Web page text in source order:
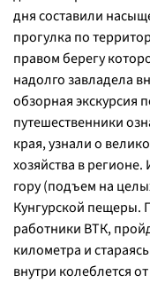
дня составили
прогулка по
правом берегу
надолго завладела
обзорная экскурсия
путешественники
края, узнали о
хозяйства в
гору (подъем на
Кунгурской пещеры.
работники ВТК,
километра и
внутри колеблется от